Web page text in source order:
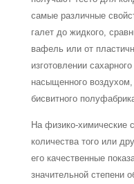
самые различные
галет до жидкого,
вафель или от
изготовлении
насыщенного
бисвитного
На физико-химические
количества того или
его качественные
значительной степени